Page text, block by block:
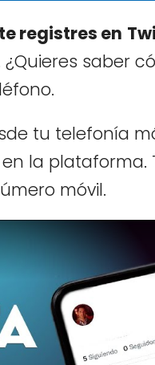
te registres en
saber
tu telefonía
la plataforma.
móvil.